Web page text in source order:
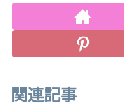
関連記事